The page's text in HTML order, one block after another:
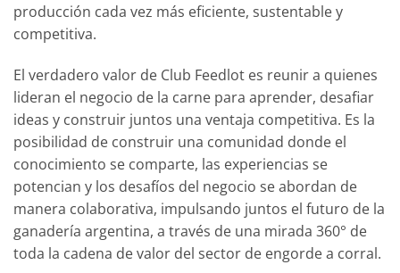
producción cada vez más eficiente, sustentable y
competitiva.
El verdadero valor de Club Feedlot es reunir a quienes
lideran el negocio de la carne para aprender, desafiar
ideas y construir juntos una ventaja competitiva. Es la
posibilidad de construir una comunidad donde el
conocimiento se comparte, las experiencias se
potencian y los desafíos del negocio se abordan de
manera colaborativa, impulsando juntos el futuro de la
ganadería argentina, a través de una mirada 360° de
toda la cadena de valor del sector de engorde a corral.